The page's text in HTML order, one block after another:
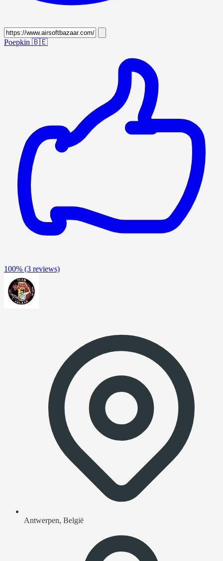
Poepkin 🇧🇪
100% (3 reviews)
Antwerpen, België